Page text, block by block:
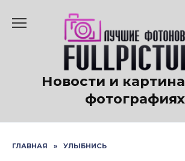
содержанию
Новости и
фотографиях
ГЛАВНАЯ » УЛЫБНИСЬ